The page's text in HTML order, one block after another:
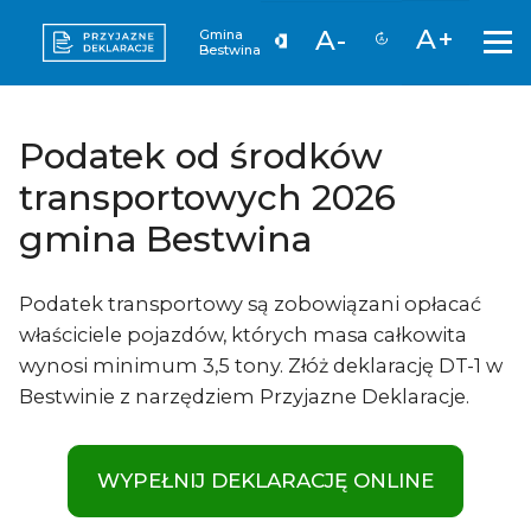
Gmina
Bestwina
A- A+
Podatek od środków
transportowych 2026
gmina Bestwina
Podatek transportowy są zobowiązani opłacać
właściciele pojazdów, których masa całkowita
wynosi minimum 3,5 tony. Złóż deklarację DT-1 w
Bestwinie z narzędziem Przyjazne Deklaracje.
WYPEŁNIJ DEKLARACJĘ ONLINE